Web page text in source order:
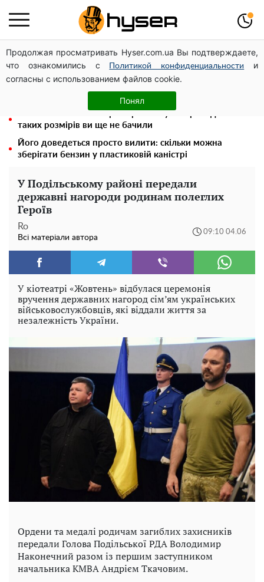
Продолжая просматривать Hyser.com.ua Вы подтверждаете,
что ознакомились с
Политикой конфиденциальности
и
согласны с использованием файлов cookie.
Понял
Гола Олена Тополя у цікавих позах змусила відвисати
щелепи: злив відео – було лише початком
Олена Тополя злив відео – це далеко не все: фронтмен
"Антитіла" Тарас Тополя став наступним
таких розмірів ви ще не бачили
Його доведеться просто вилити: скільки можна
зберігати бензин у пластиковій каністрі
У Подільському районі передали
державні нагороди родинам полеглих
Героїв
Ro
Всі матеріали автора
09:10 04.06
У кіотеатрі «Жовтень» відбулася церемонія
вручення державних нагород сім’ям українських
військовослужбовців, які віддали життя за
незалежність України.
Ордени та медалі родичам загиблих захисників
передали Голова Подільської РДА Володимир
Наконечний разом із першим заступником
начальника КМВА Андрієм Ткачовим.